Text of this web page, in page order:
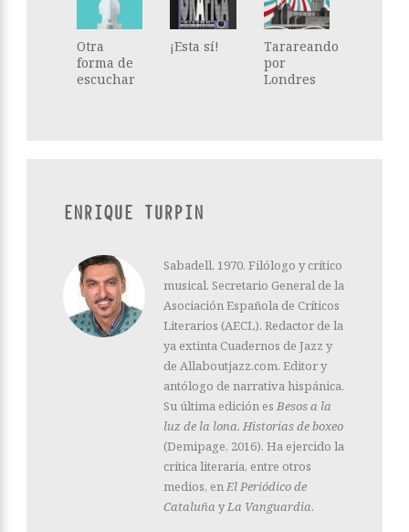
Otra
forma de
escuchar
¡Esta sí!
Tarareando
por
Londres
ENRIQUE TURPIN
Sabadell, 1970. Filólogo y crítico
musical. Secretario General de la
Asociación Española de Críticos
Literarios (AECL). Redactor de la
ya extinta Cuadernos de Jazz y
de Allaboutjazz.com. Editor y
antólogo de narrativa hispánica.
Su última edición es Besos a la
luz de la lona. Historias de boxeo
(Demipage, 2016). Ha ejercido la
crítica literaria, entre otros
medios, enEl Periódico de
Cataluña yLa Vanguardia.